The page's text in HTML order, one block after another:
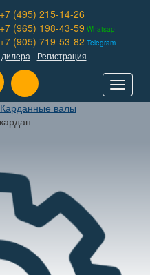
+7 (495) 215-14-26
+7 (965) 198-43-59 Whatsap
+7 (905) 719-53-82 Telegram
Регистрация
Toggle
Карданные валы